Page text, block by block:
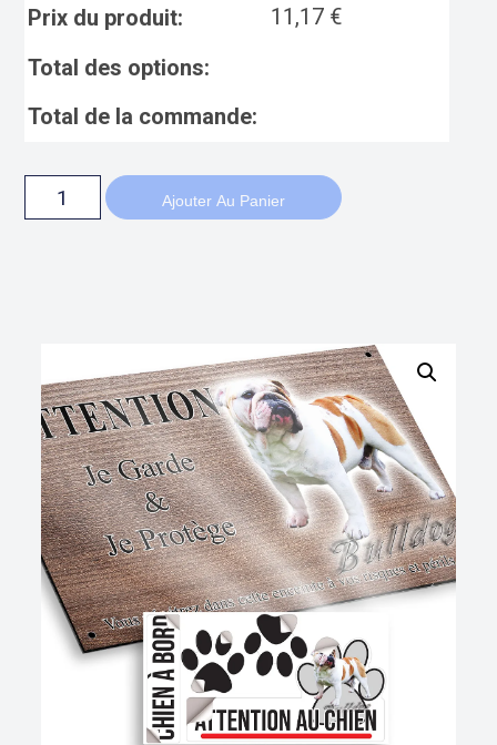
Prix du produit: 11,17 €
Total des options:
Total de la commande:
Ajouter Au Panier